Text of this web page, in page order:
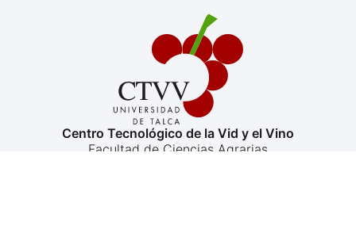
Centro Tecnológico de la Vid y el Vino
Facultad de Ciencias Agrarias